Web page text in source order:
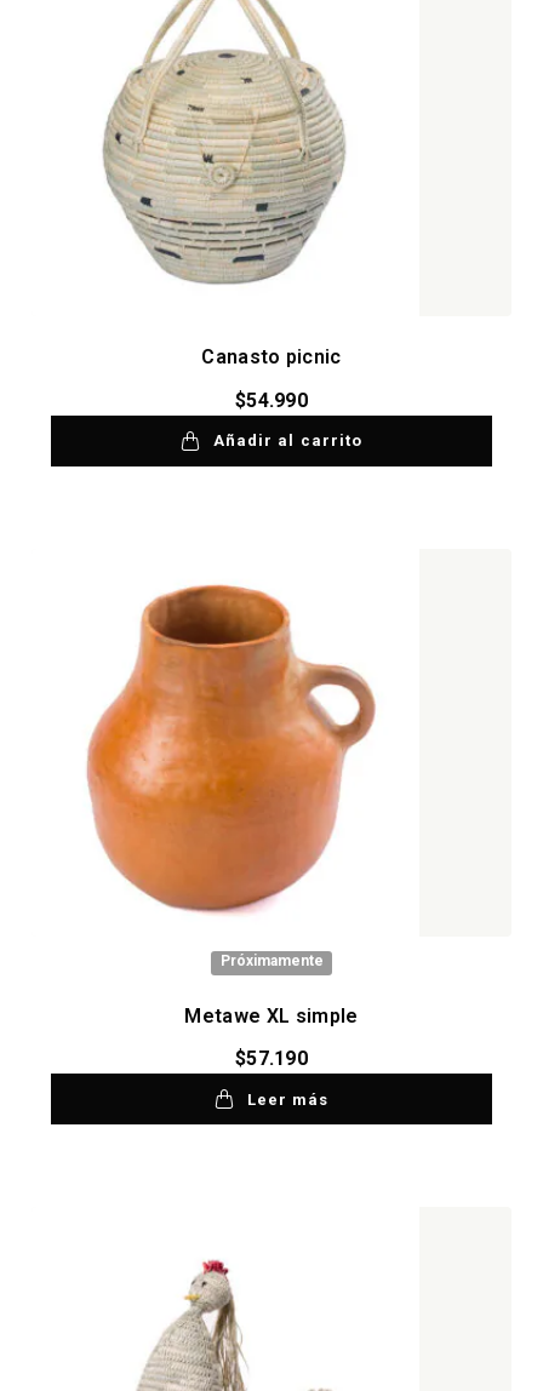
Canasto picnic
$54.990
Añadir al carrito
Próximamente
Metawe XL simple
$57.190
Leer más